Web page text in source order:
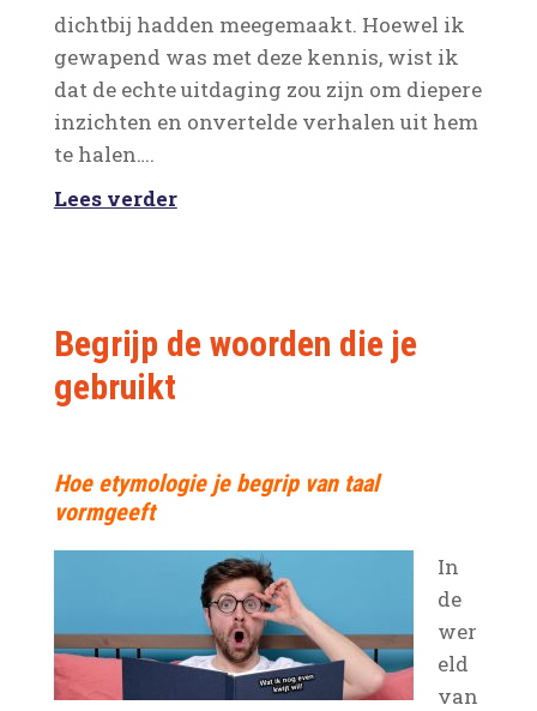
dichtbij hadden meegemaakt. Hoewel ik
gewapend was met deze kennis, wist ik
dat de echte uitdaging zou zijn om diepere
inzichten en onvertelde verhalen uit hem
te halen….
Lees verder
Begrijp de woorden die je
gebruikt
Hoe etymologie je begrip van taal
vormgeeft
In
de
wer
eld
van